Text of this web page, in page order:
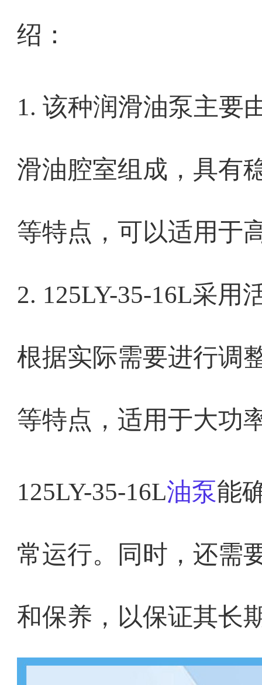
绍：
1. 该种润滑油泵主要
滑油腔室组成，具有
等特点，可以适用于
2. 125LY-35-16L采用
根据实际需要进行调
等特点，适用于大功
125LY-35-16L油泵能
常运行。同时，还需
和保养，以保证其长